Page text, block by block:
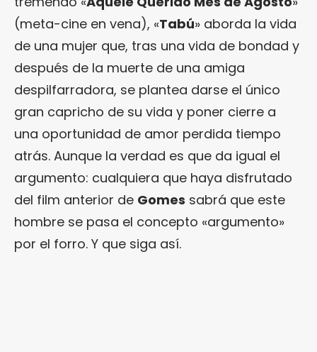
(meta-cine en vena), «Tabú» aborda la vida
de una mujer que, tras una vida de bondad y
después de la muerte de una amiga
despilfarradora, se plantea darse el único
gran capricho de su vida y poner cierre a
una oportunidad de amor perdida tiempo
atrás. Aunque la verdad es que da igual el
argumento: cualquiera que haya disfrutado
del film anterior de Gomes sabrá que este
hombre se pasa el concepto «argumento»
por el forro. Y que siga así.